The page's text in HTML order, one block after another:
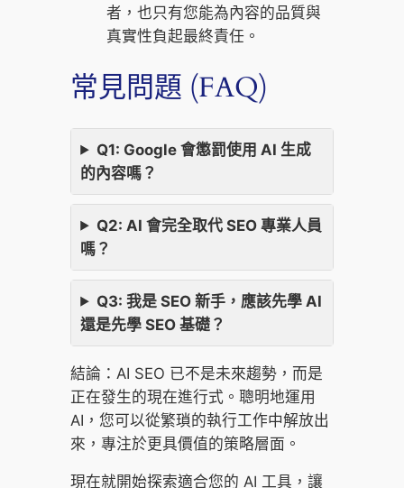
者，也只有您能為內容的品質與
真實性負起最終責任。
常見問題 (FAQ)
Q1: Google 會懲罰使用 AI 生成
的內容嗎？
Q2: AI 會完全取代 SEO 專業人員
嗎？
Q3: 我是 SEO 新手，應該先學 AI
還是先學 SEO 基礎？
結論：AI SEO 已不是未來趨勢，而是
正在發生的現在進行式。聰明地運用
AI，您可以從繁瑣的執行工作中解放出
來，專注於更具價值的策略層面。
現在就開始探索適合您的 AI 工具，讓